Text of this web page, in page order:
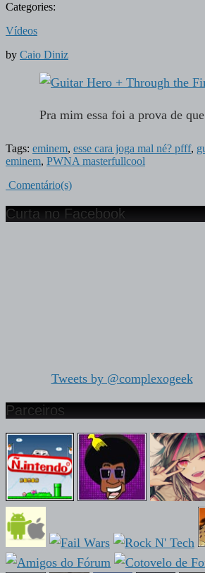
Categories:
Vídeos
by Caio Diniz
Pra mim essa foi a prova de
Tags: eminem, esse cara joga mal né? pfff,
eminem, PWNA masterfullcool
Comentário(s)
Curta no Facebook
Tweets by @complexogeek
Parceiros